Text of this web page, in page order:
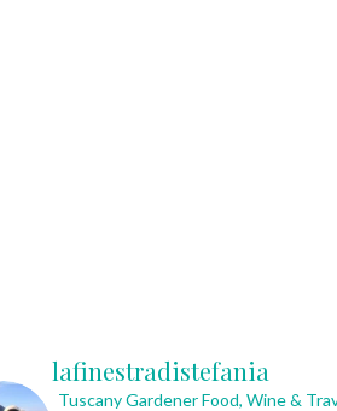
lafinestradistefania
Tuscany GardenerFood, Wine &